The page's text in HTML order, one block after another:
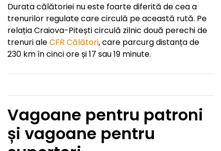
Durata călătoriei nu este foarte diferită de cea a
trenurilor regulate care circulă pe această rută. Pe
relația Craiova-Pitești circulă zilnic două perechi de
trenuri aleCFR Călători, care parcurg distanța de
230 km în cinci ore și 17 sau 19 minute.
Vagoane pentru patroni
și vagoane pentru